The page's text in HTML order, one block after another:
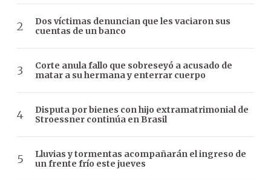
Dos víctimas denuncian que les vaciaron sus
cuentas de un banco
Corte anula fallo que sobreseyó a acusado de
matar a su hermana y enterrar cuerpo
Disputa por bienes con hijo extramatrimonial de
Stroessner continúa en Brasil
Lluvias y tormentas acompañarán el ingreso de
un frente frío este jueves